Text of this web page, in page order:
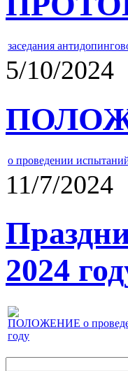
заседания
5/10/2024
о проведении
11/7/2024
2024
ПОЛОЖЕНИЕ о
году